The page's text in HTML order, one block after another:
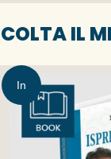
IL
In
offerta!